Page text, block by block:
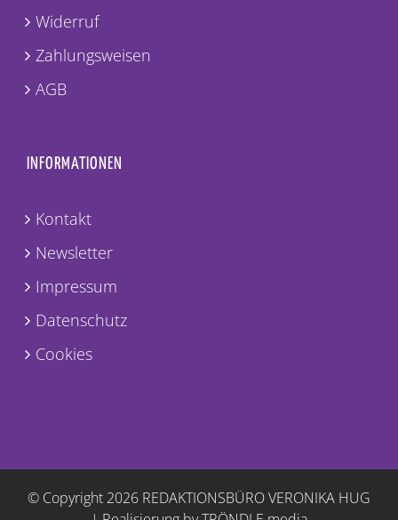
Widerruf
Zahlungsweisen
AGB
INFORMATIONEN
Kontakt
Newsletter
Impressum
Datenschutz
Cookies
© Copyright 2026 REDAKTIONSBÜRO VERONIKA HUG